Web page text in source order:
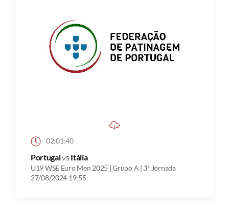
02:01:40
Portugalvs Itália
U19 WSE Euro Men 2025 | Grupo A | 3ª Jornada
27/08/2024 19:55